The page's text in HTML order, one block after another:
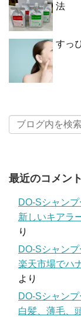
法
すっ
最近のコメント
DO-Sシャン
新しいキアラ
り
DO-Sシャン
楽天市場でハ
より
DO-Sシャン
白髪、薄毛、